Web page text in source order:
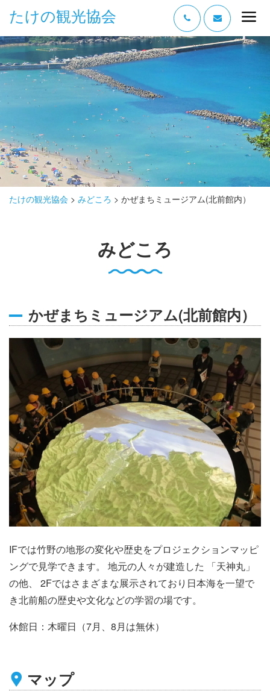
たけの観光協会
“たけの” の魅力
過ごし方
みどころ
泊まる
おみやげ
0796-47-1080
お電話受付時間 9:00〜17:00
たけの観光協会 > みどころ > かぜまちミュージアム(北前館内）
みどころ
かぜまちミュージアム(北前館内）
IFでは竹野の地形の変化や歴史をプロジェクションマッピ
ングで見学できます。 地元の人々が建造した 「天神丸」
の他、 2Fではさまざまな展示されており日本海を一望で
き北前船の歴史や文化などの学習の場です。
休館日：木曜日（7月、8月は無休）
マップ